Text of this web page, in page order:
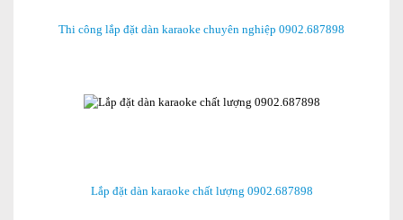
Thi công lắp đặt dàn karaoke chuyên nghiệp 0902.687898
Lắp đặt dàn karaoke chất lượng 0902.687898